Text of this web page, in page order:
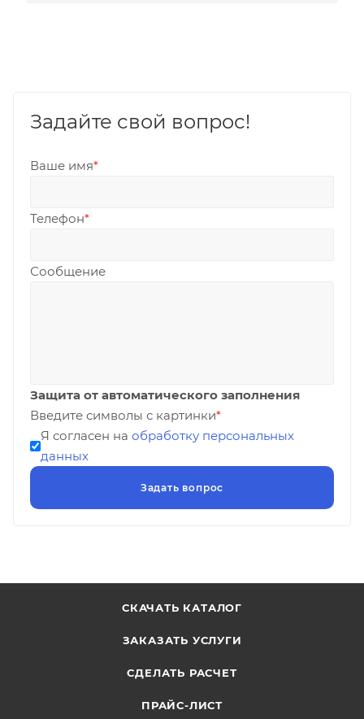
Задайте свой вопрос!
Ваше имя*
Телефон*
Сообщение
Защита от автоматического заполнения
Введите символы с картинки*
Я согласен на обработку персональных
данных
СКАЧАТЬ КАТАЛОГ
ЗАКАЗАТЬ УСЛУГИ
СДЕЛАТЬ РАСЧЕТ
ПРАЙС-ЛИСТ